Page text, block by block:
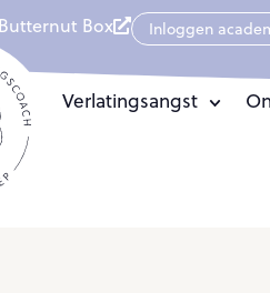
Box Inloggen
Verlatingsangst